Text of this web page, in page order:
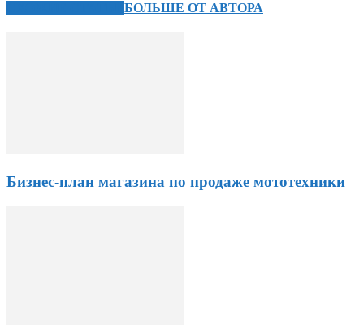
БОЛЬШЕ ОТ АВТОРА
Бизнес-план магазина по продаже мототехники